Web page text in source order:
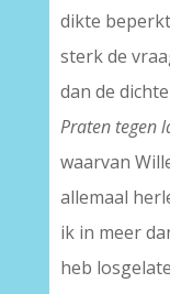
dikte
sterk de
dan de
Praten tegen
waarvan
allemaal
ik in meer
heb